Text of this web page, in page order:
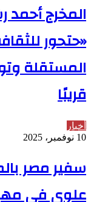
المخرج أحمد
«حتحور
المستقلة
قريبًا
أخبار
10 نوفمبر، 2025
سفير مصر
علوي في